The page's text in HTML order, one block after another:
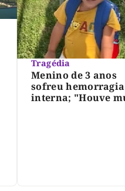
Tragédia
Menino de 3 anos
sofreu hemorragia
interna; "Houve